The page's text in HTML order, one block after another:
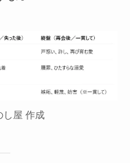
し屋 作成